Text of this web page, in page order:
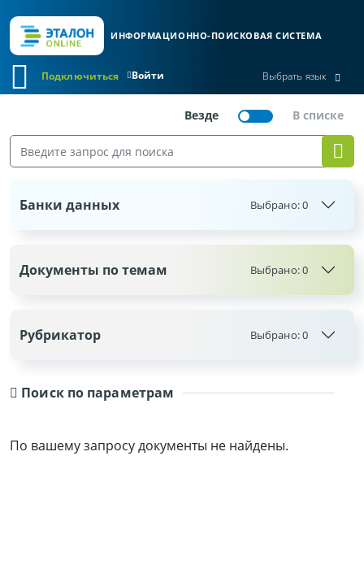
ИНФОРМАЦИОННО-ПОИСКОВАЯ СИСТЕМА
Войти
Подключиться Выбрать язык
Поиск по параметрам
По вашему запросу документы не найдены.
Банки данных Выбрано:0
Документы по темам Выбрано:0
Рубрикатор Выбрано:0